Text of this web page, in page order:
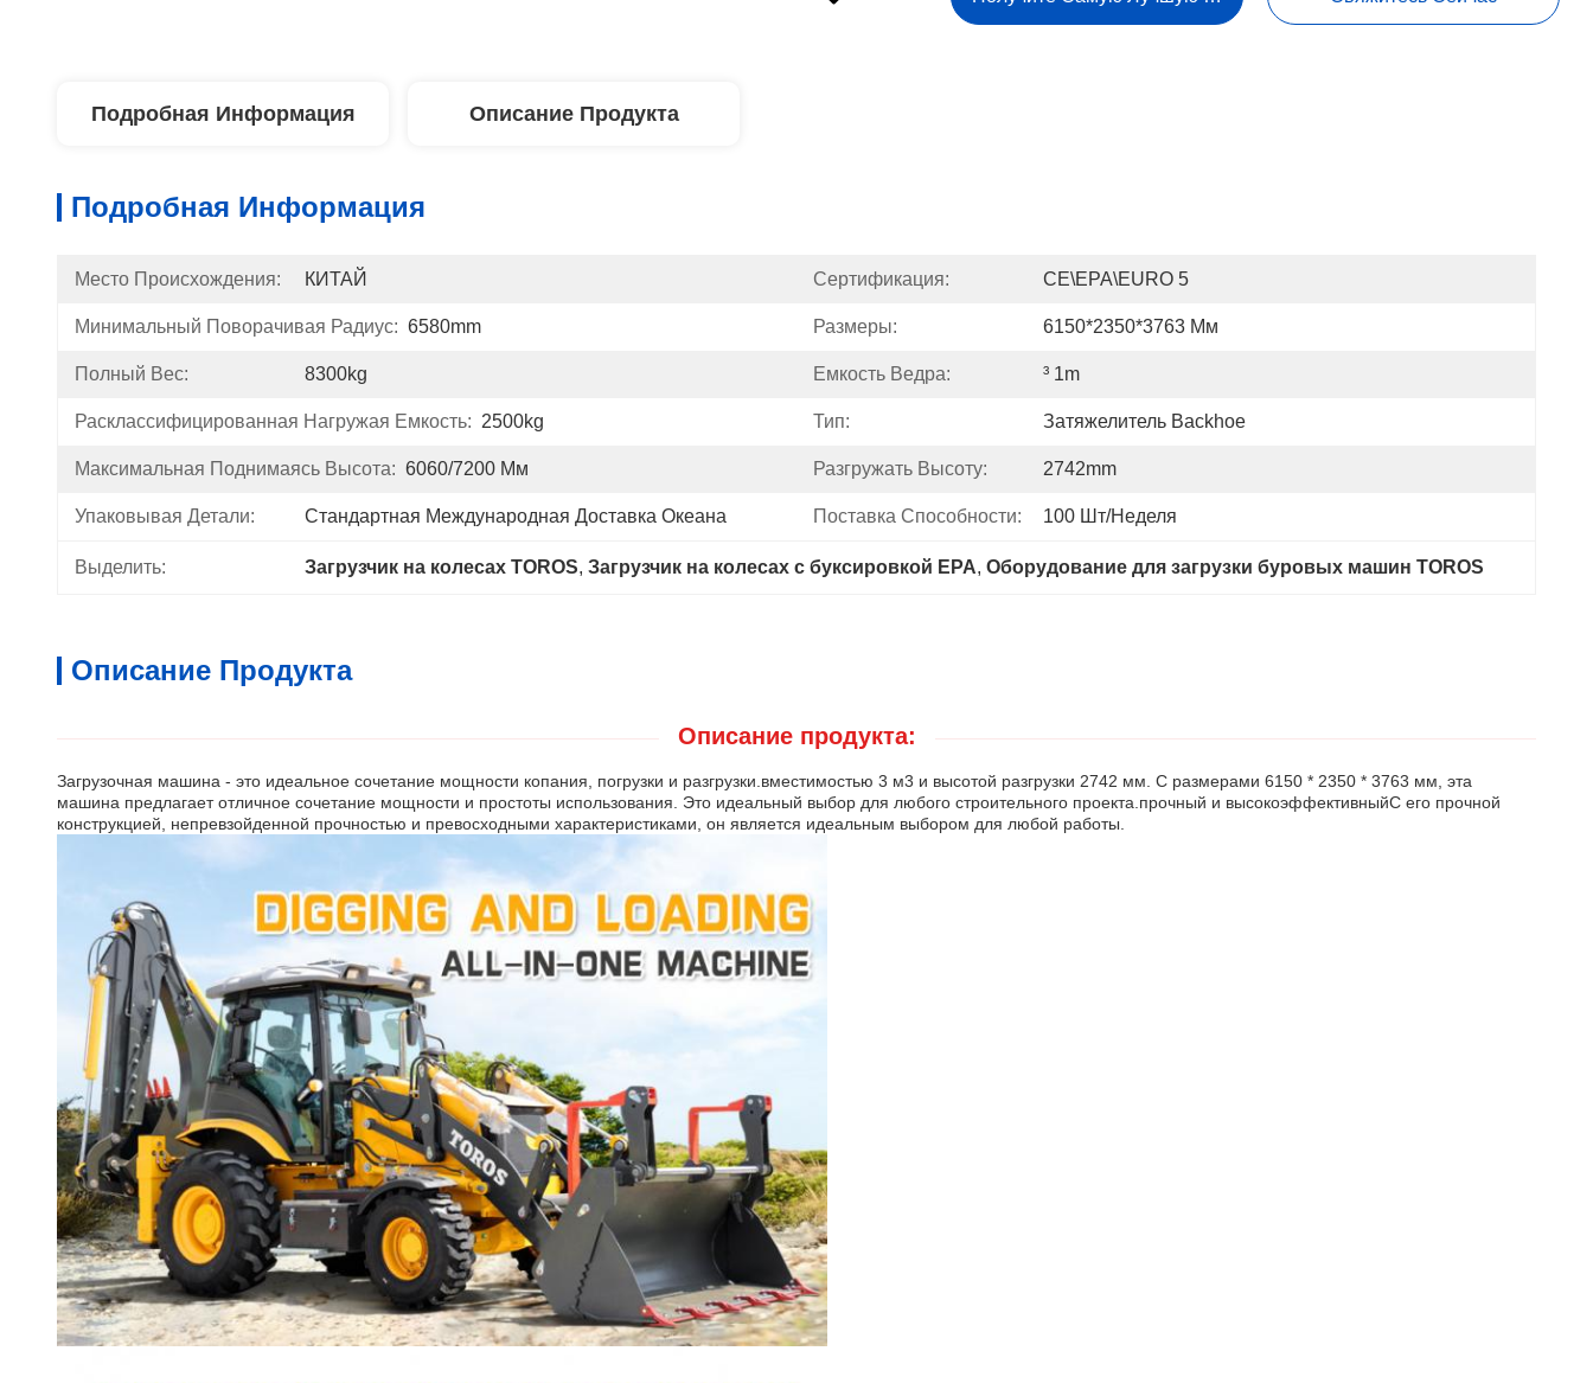
Подробная Информация Описание Продукта
Подробная Информация
Место Происхождения: КИТАЙ Сертификация: CE\EPA\EURO 5
Минимальный Поворачивая Радиус: 6580mm Размеры: 6150*2350*3763 Мм
Полный Вес: 8300kg Емкость Ведра: ³ 1m
Расклассифицированная Нагружая Емкость: 2500kg Тип: Затяжелитель Backhoe
Максимальная Поднимаясь Высота: 6060/7200 Мм Разгружать Высоту: 2742mm
Упаковывая Детали: Стандартная Международная Доставка Океана Поставка Способности: 100 Шт/неделя
Выделить: Загрузчик на колесах TOROS, Загрузчик на колесах с буксировкой EPA, Оборудование для загрузки буровых машин TOROS
Описание Продукта
Описание продукта:
Загрузочная машина - это идеальное сочетание мощности копания, погрузки и разгрузки.вместимостью 3 м3 и высотой разгрузки 2742 мм. С размерами 6150 * 2350 * 3763 мм, эта
машина предлагает отличное сочетание мощности и простоты использования. Это идеальный выбор для любого строительного проекта.прочный и высокоэффективныйС его прочной
конструкцией, непревзойденной прочностью и превосходными характеристиками, он является идеальным выбором для любой работы.